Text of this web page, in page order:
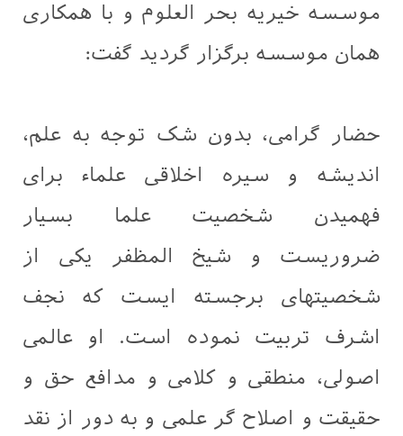
موسسه خیریه بحر العلوم و با همکاری
همان موسسه برگزار گردید گفت:
حضار گرامی، بدون شک توجه به علم،
اندیشه و سیره اخلاقی علماء برای
فهمیدن شخصیت علما بسیار
ضروریست و شیخ المظفر یکی از
شخصیتهای برجسته ایست که نجف
اشرف تربیت نموده است. او عالمی
اصولی، منطقی و کلامی و مدافع حق و
حقیقت و اصلاح گر علمی و به دور از نقد